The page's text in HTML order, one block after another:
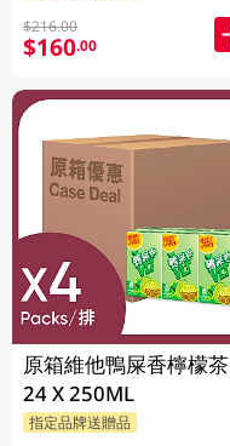
$216.00
$160.00
原箱維他鴨屎香檸檬茶
24 X 250ML
指定品牌送贈品